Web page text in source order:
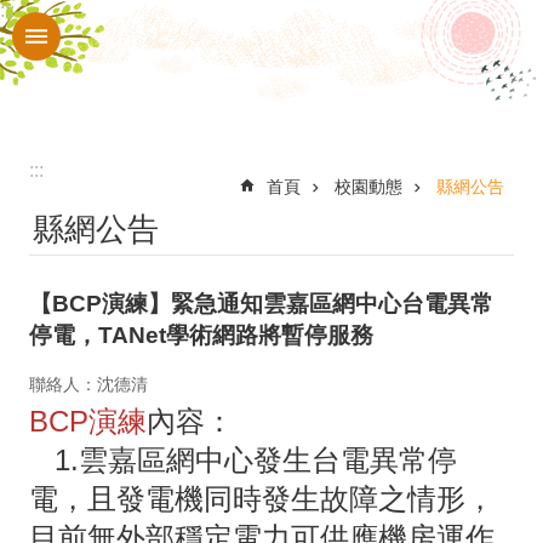
跳到主要內容區塊
進
校
認
識
華
:::
:::
首頁 校園動態 縣網公告
縣網公告
【BCP演練】緊急通知雲嘉區網中心台電異常
停電，TANet學術網路將暫停服務
聯絡人：沈德清
BCP演練內容：
1.雲嘉區網中心發生台電異常停
電，且發電機同時發生故障之情形，